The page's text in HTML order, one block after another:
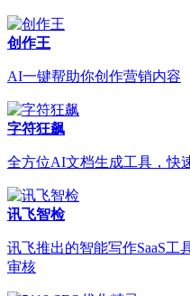
创作王
AI一键帮助你创作营销内容
字符狂飙
全方位AI文档生成工具，快
讯飞智检
讯飞推出的智能写作SaaS
审核